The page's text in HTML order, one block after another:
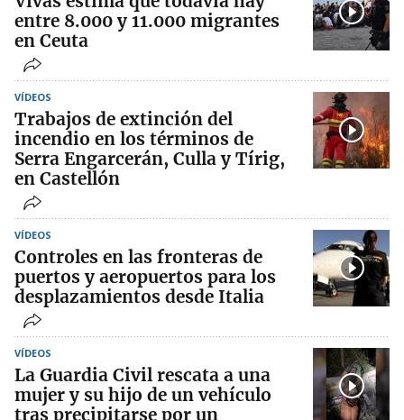
entre 8.000 y 11.000 migrantes
en Ceuta
VÍDEOS
Trabajos de extinción del
incendio en los términos de
Serra Engarcerán, Culla y Tírig,
en Castellón
VÍDEOS
Controles en las fronteras de
puertos y aeropuertos para los
desplazamientos desde Italia
VÍDEOS
La Guardia Civil rescata a una
mujer y su hijo de un vehículo
tras precipitarse por un